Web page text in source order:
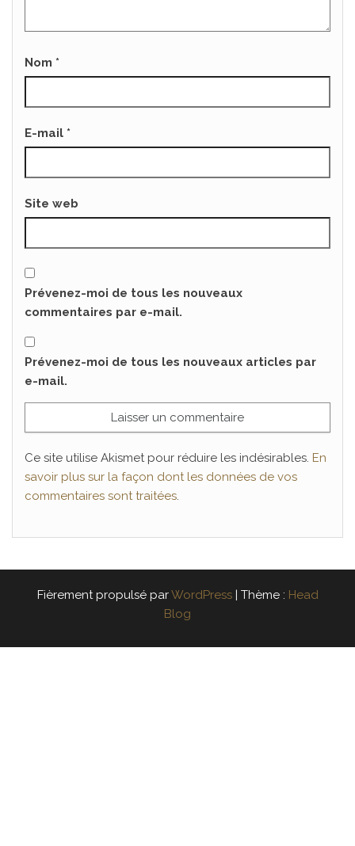
Nom *
E-mail *
Site web
Prévenez-moi de tous les nouveaux
commentaires par e-mail.
Prévenez-moi de tous les nouveaux articles par
e-mail.
Ce site utilise Akismet pour réduire les indésirables. En
savoir plus sur la façon dont les données de vos
commentaires sont traitées.
Fièrement propulsé parWordPress | Thème : Head
Blog